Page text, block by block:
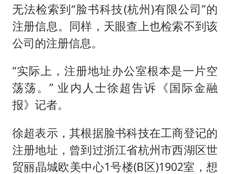
无法检索到“脸书科技(杭州)有限公司”的
注册信息。同样，天眼查上也检索不到该
公司的注册信息。
“实际上，注册地址办公室根本是一片空
荡荡。” 业内人士徐超告诉《国际金融
报》记者。
徐超表示，其根据脸书科技在工商登记的
注册地址，曾到过浙江省杭州市西湖区世
贸丽晶城欧美中心1号楼(B区)1902室，想